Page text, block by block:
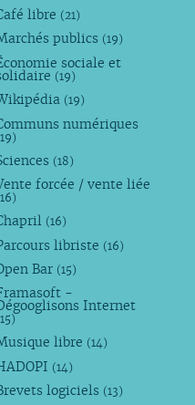
libre (21)
publics (19)
sociale et
(19)
(19)
numériques
(18)
forcée / vente liée
(16)
libriste (16)
Bar (15)
-
Internet
libre (14)
(14)
logiciels (13)